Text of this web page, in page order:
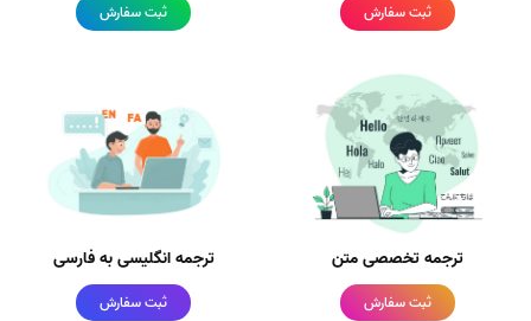
ثبت سفارش ثبت سفارش
ترجمه تخصصی متن
ثبت سفارش
ترجمه انگلیسی به فارسی
ثبت سفارش